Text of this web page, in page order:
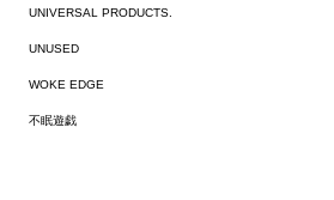
UNIVERSAL PRODUCTS.
UNUSED
WOKE EDGE
不眠遊戯